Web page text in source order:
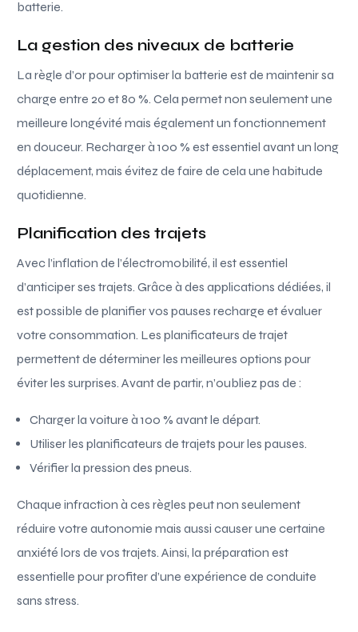
batterie.
La gestion des niveaux de batterie
La règle d’or pour optimiser la batterie est de maintenir sa
charge entre 20 et 80 %. Cela permet non seulement une
meilleure longévité mais également un fonctionnement
en douceur. Recharger à 100 % est essentiel avant un long
déplacement, mais évitez de faire de cela une habitude
quotidienne.
Planification des trajets
Avec l’inflation de l’électromobilité, il est essentiel
d’anticiper ses trajets. Grâce à des applications dédiées, il
est possible de planifier vos pauses recharge et évaluer
votre consommation. Les planificateurs de trajet
permettent de déterminer les meilleures options pour
éviter les surprises. Avant de partir, n’oubliez pas de :
Charger la voiture à 100 % avant le départ.
Utiliser les planificateurs de trajets pour les pauses.
Vérifier la pression des pneus.
Chaque infraction à ces règles peut non seulement
réduire votre autonomie mais aussi causer une certaine
anxiété lors de vos trajets. Ainsi, la préparation est
essentielle pour profiter d’une expérience de conduite
sans stress.